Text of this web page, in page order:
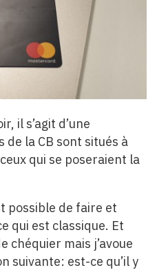
il s’agit d’une
de la CB sont situés à
qui se poseraient la
possible de faire et
qui est classique. Et
chéquier mais j’avoue
suivante: est-ce qu’il y